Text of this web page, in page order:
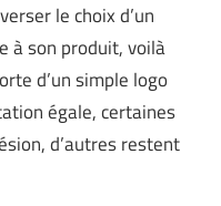
le choix d’un
à son produit, voilà
d’un simple logo
égale, certaines
d’autres restent